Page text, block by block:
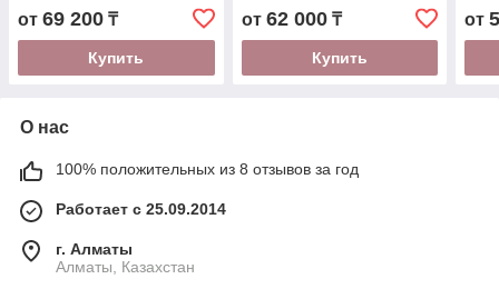
от 69 200 ₸
Купить
от 62 000₸
Купить
от
О нас
100% положительных из 8 отзывов за год
Работает с 25.09.2014
г. Алматы
Алматы, Казахстан